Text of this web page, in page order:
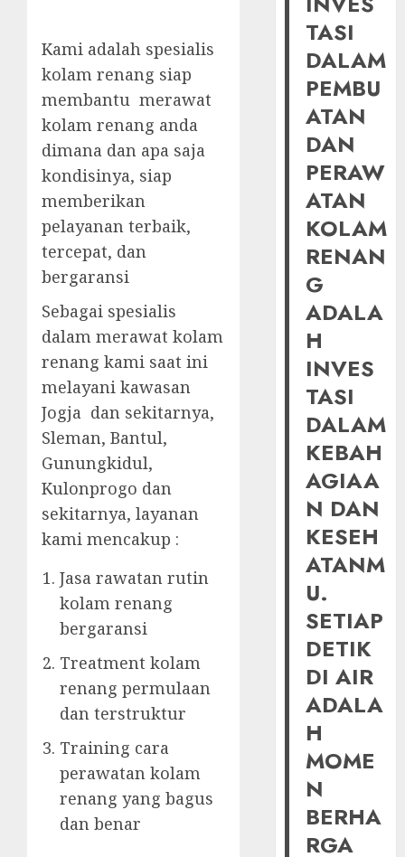
Kami adalah spesialis
kolam renang siap
membantu merawat
kolam renang anda
dimana dan apa saja
kondisinya, siap
memberikan
pelayanan terbaik,
tercepat, dan
bergaransi
Sebagai spesialis
dalam merawat kolam
renang kami saat ini
melayani kawasan
Jogja dan sekitarnya,
Sleman, Bantul,
Gunungkidul,
Kulonprogo dan
sekitarnya, layanan
kami mencakup :
Jasa rawatan rutin
kolam renang
bergaransi
Treatment kolam
renang permulaan
dan terstruktur
Training cara
perawatan kolam
renang yang bagus
dan benar
TASI
DALAM
PEMBU
ATAN
DAN
PERAW
ATAN
KOLAM
RENAN
G
ADALA
H
INVES
TASI
DALAM
KEBAH
AGIAA
N DAN
KESEH
ATANM
U.
SETIAP
DETIK
DI AIR
ADALA
H
MOME
N
BERHA
RGA